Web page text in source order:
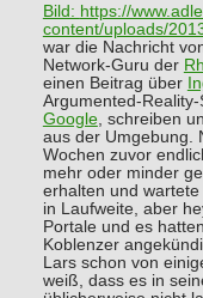
Bild: https://
content/uploads/
war die Nachricht
Network-Guru der
einen Beitrag über
Argumented-
Google, schreiben
aus der Umgebung.
Wochen zuvor
mehr oder minder
erhalten und
in Laufweite, aber
Portale und es
Koblenzer
Lars schon von
weiß, dass es in